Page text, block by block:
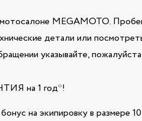
MEGAMOTO.
детали или
указывайте,
на 1 год*!
на экипировку в размере